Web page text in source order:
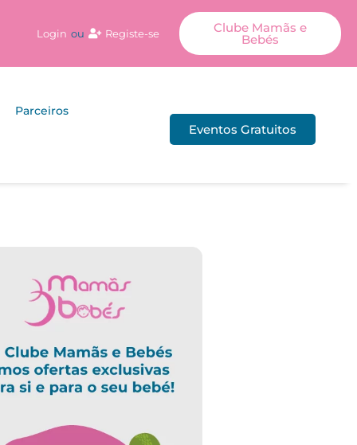
Login ou Registe-se Clube Mamãs e
Bebés
Parceiros
Eventos Gratuitos